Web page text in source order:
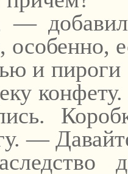
—
и пироги
—